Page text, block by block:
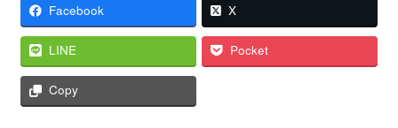
Facebook X
LINE Pocket
Copy